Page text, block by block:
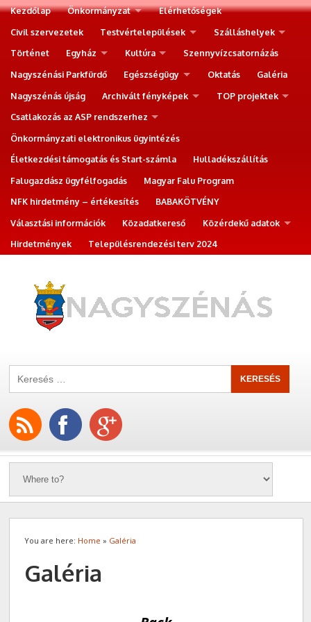
Kezdőlap Önkormányzat
Elérhetőségek
Civil szervezetek
Testvértelepülések
Szálláshelyek
Történet
Egyház Kultúra
Szennyvízcsatornázás
Nagyszénási Parkfürdő
Egészségügy Oktatás
Galéria
Nagyszénás újság
Archivált fényképek
TOP projektek
Csatlakozás az ASP rendszerhez
Önkormányzati elektronikus ügyintézés
Életkezdési támogatás és Start-számla
Hulladékszállítás
Falugazdász ügyfélfogadás
Magyar Falu Program
NFK hirdetmény – értékesítés
BABAKÖTVÉNY
Választási információk
Közadatkereső
Közérdekű adatok
Hirdetmények
Településrendezési terv 2024
You are here: Home » Galéria
Galéria